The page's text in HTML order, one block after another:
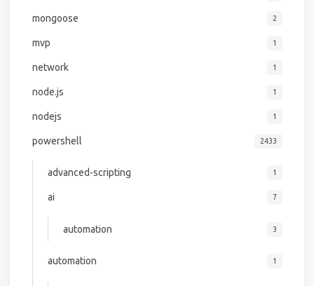
mongoose 2
mvp 1
network 1
node.js 1
nodejs 1
powershell 2433
advanced-scripting 1
ai 7
automation 3
automation 1